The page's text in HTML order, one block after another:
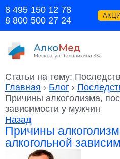
Перейти
содержимому
8 495 150 12 78
8 800 500 27 24
Статьи на тему:
Главная › Блог ›
Причины алкоголизма,
зависимости у мужчин
Назад
Причины
алкогольной